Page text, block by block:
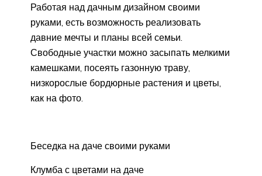
Работая над дачным дизайном своими
руками, есть возможность реализовать
давние мечты и планы всей семьи.
Свободные участки можно засыпать мелкими
камешками, посеять газонную траву,
низкорослые бордюрные растения и цветы,
как на фото.
Беседка на даче своими руками
Клумба с цветами на даче